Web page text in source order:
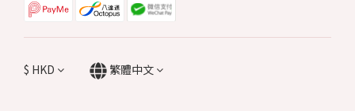
$ HKD 繁體中文